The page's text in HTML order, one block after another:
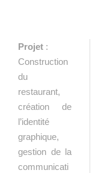
Projet :
Construction
du
restaurant,
création de
l’identité
graphique,
gestion de la
communicati